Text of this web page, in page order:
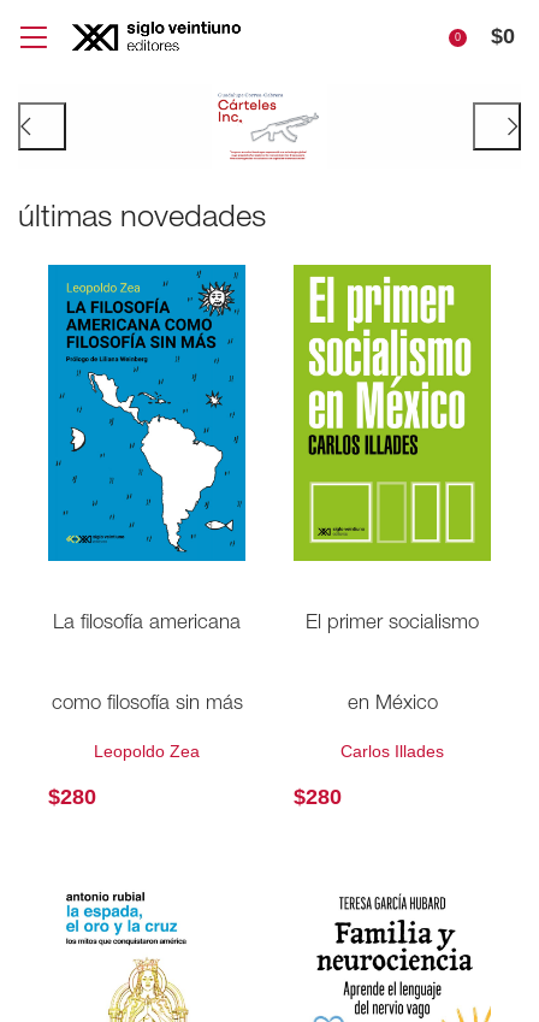
0 $0
últimas novedades
La filosofía americana
como filosofía sin más
Leopoldo Zea
$280
El primer socialismo
en México
Carlos Illades
$280